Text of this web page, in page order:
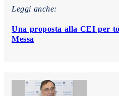
Leggi anche:
Una proposta alla CEI per
Messa